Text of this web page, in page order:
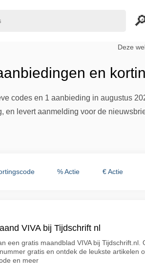
Deze
en
codes en 1 aanbieding in augustus
en levert aanmelding voor de
% Actie € Actie
VIVA bij Tijdschrift nl
een gratis maandblad VIVA bij Tijdschrift.nl.
gratis en ontdek de leukste artikelen
en meer